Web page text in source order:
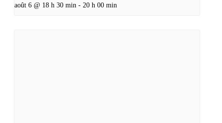
août 6 @ 18 h 30 min - 20 h 00 min